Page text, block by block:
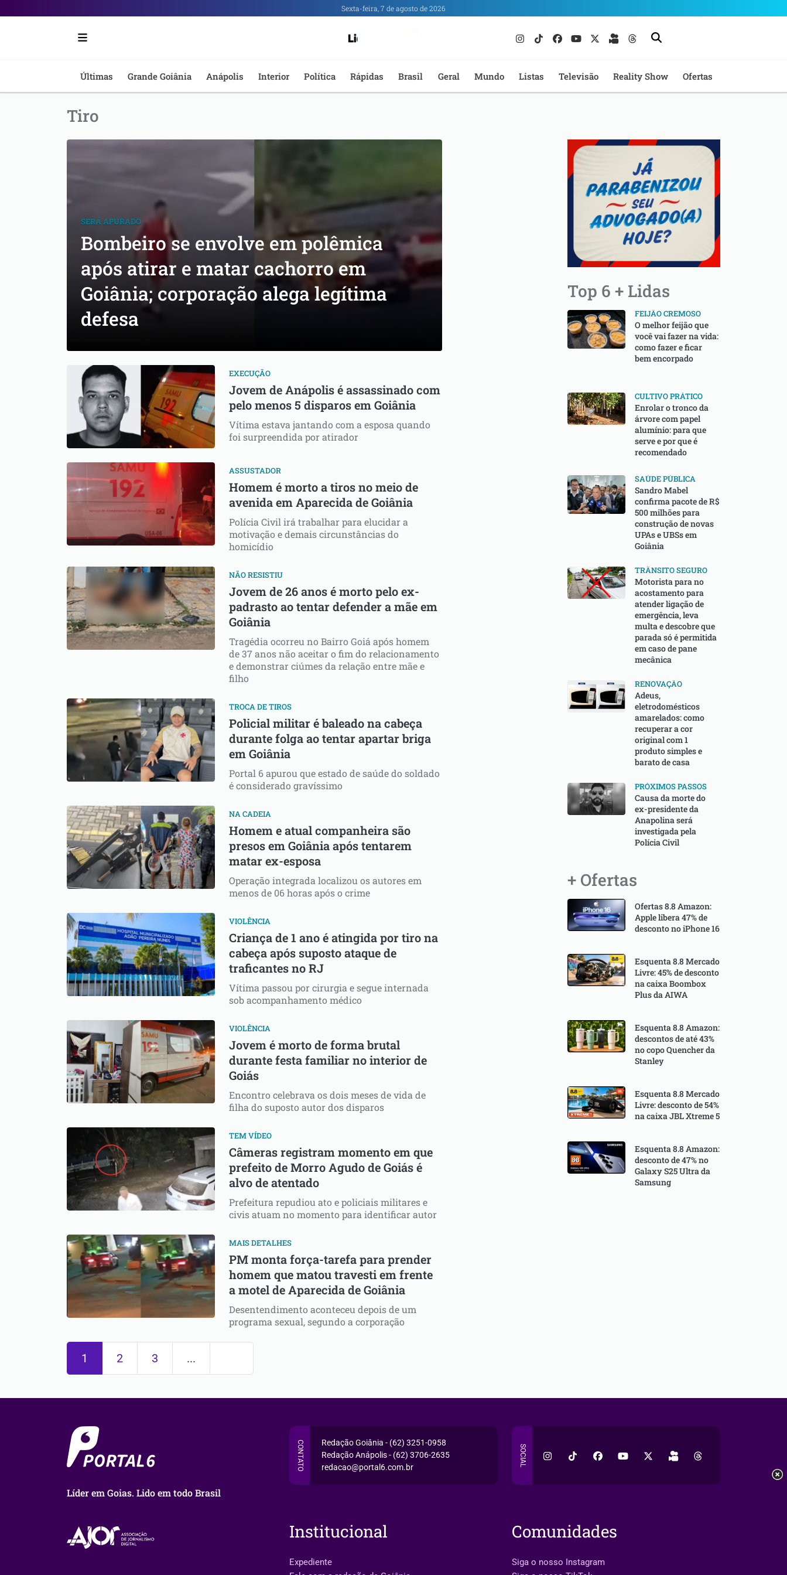
Portal
Notícias
Sexta-feira, 7 de agosto de 2026
Últimas Grande Goiânia Anápolis Interior Política Rápidas Brasil Geral Mundo Listas Televisão Reality Show Ofertas
Tiro
SERÁ APURADO
Bombeiro se envolve em polêmica
após atirar e matar cachorro em
Goiânia; corporação alega legítima
defesa
EXECUÇÃO
Jovem de Anápolis é assassinado com
pelo menos 5 disparos em Goiânia
Vítima estava jantando com a esposa quando
foi surpreendida por atirador
ASSUSTADOR
Homem é morto a tiros no meio de
avenida em Aparecida de Goiânia
Polícia Civil irá trabalhar para elucidar a
motivação e demais circunstâncias do
homicídio
NÃO RESISTIU
Jovem de 26 anos é morto pelo ex-
padrasto ao tentar defender a mãe em
Goiânia
Tragédia ocorreu no Bairro Goiá após homem
de 37 anos não aceitar o fim do relacionamento
e demonstrar ciúmes da relação entre mãe e
filho
TROCA DE TIROS
Policial militar é baleado na cabeça
durante folga ao tentar apartar briga
em Goiânia
Portal 6 apurou que estado de saúde do soldado
é considerado gravíssimo
NA CADEIA
Homem e atual companheira são
presos em Goiânia após tentarem
matar ex-esposa
Operação integrada localizou os autores em
menos de 06 horas após o crime
VIOLÊNCIA
Criança de 1 ano é atingida por tiro na
cabeça após suposto ataque de
traficantes no RJ
Vítima passou por cirurgia e segue internada
sob acompanhamento médico
VIOLÊNCIA
Jovem é morto de forma brutal
durante festa familiar no interior de
Goiás
Encontro celebrava os dois meses de vida de
filha do suposto autor dos disparos
TEM VÍDEO
Câmeras registram momento em que
prefeito de Morro Agudo de Goiás é
alvo de atentado
Prefeitura repudiou ato e policiais militares e
civis atuam no momento para identificar autor
MAIS DETALHES
PM monta força-tarefa para prender
homem que matou travesti em frente
a motel de Aparecida de Goiânia
Desentendimento aconteceu depois de um
programa sexual, segundo a corporação
1 2 3 ...
Top 6 + Lidas
FEIJÃO CREMOSO
O melhor feijão que
você vai fazer na vida:
como fazer e ficar
bem encorpado
CULTIVO PRÁTICO
Enrolar o tronco da
árvore com papel
alumínio: para que
serve e por que é
recomendado
SAÚDE PÚBLICA
Sandro Mabel
confirma pacote de R$
500 milhões para
construção de novas
UPAs e UBSs em
Goiânia
TRÂNSITO SEGURO
Motorista para no
acostamento para
atender ligação de
emergência, leva
multa e descobre que
parada só é permitida
em caso de pane
mecânica
RENOVAÇÃO
Adeus,
eletrodomésticos
amarelados: como
recuperar a cor
original com 1
produto simples e
barato de casa
PRÓXIMOS PASSOS
Causa da morte do
ex-presidente da
Anapolina será
investigada pela
Polícia Civil
+ Ofertas
Ofertas 8.8 Amazon:
Apple libera 47% de
desconto no iPhone 16
Esquenta 8.8 Mercado
Livre: 45% de desconto
na caixa Boombox
Plus da AIWA
Esquenta 8.8 Amazon:
descontos de até 43%
no copo Quencher da
Stanley
Esquenta 8.8 Mercado
Livre: desconto de 54%
na caixa JBL Xtreme 5
Esquenta 8.8 Amazon:
desconto de 47% no
Galaxy S25 Ultra da
Samsung
Líder em Goias. Lido em todo Brasil
CONTATO
Redação Goiânia - (62) 3251-0958
Redação Anápolis - (62) 3706-2635
redacao@portal6.com.br
SOCIAL
Institucional
Expediente
Comunidades
Siga o nosso Instagram